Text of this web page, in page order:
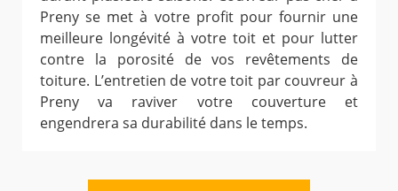
Preny se met à votre profit pour fournir une
meilleure longévité à votre toit et pour lutter
contre la porosité de vos revêtements de
toiture. L’entretien de votre toit par couvreur à
Preny va raviver votre couverture et
engendrera sa durabilité dans le temps.